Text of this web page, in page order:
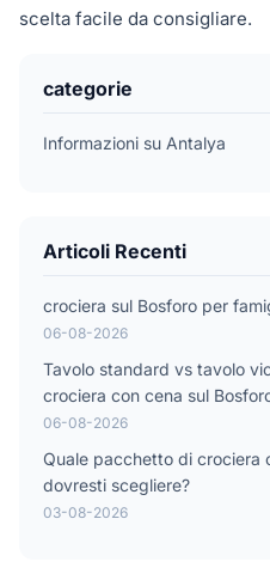
scelta facile da consigliare.
categorie
Informazioni su Antalya
Articoli Recenti
crociera sul Bosforo per
06-08-2026
Tavolo standard vs tavolo
crociera con cena sul
06-08-2026
Quale pacchetto di crociera
dovresti scegliere?
03-08-2026